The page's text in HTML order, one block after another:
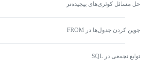
حل مسائل کوئری‌های پیچیده‌تر
جوین کردن جدول‌ها در FROM
توابع تجمعی در SQL